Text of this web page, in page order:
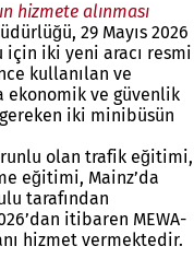
hizmete alınması
29 Mayıs 2026
için iki yeni aracı resmi
kullanılan ve
ekonomik ve güvenlik
iki minibüsün
olan trafik eğitimi,
eğitimi, Mainz’da
tarafından
itibaren MEWA-
hizmet vermektedir.